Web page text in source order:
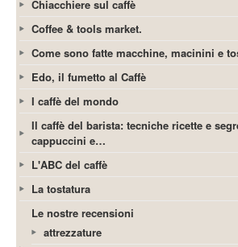
Chiacchiere sul caffè
Coffee & tools market.
Come sono fatte macchine, macinini e
Edo, il fumetto al Caffè
I caffè del mondo
Il caffè del barista: tecniche ricette e
cappuccini e…
L'ABC del caffè
La tostatura
Le nostre recensioni
attrezzature